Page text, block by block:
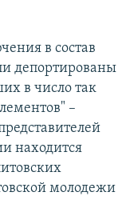
в состав
депортированы
в число так
–
находится
молодежи